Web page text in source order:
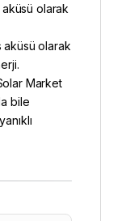
aküsü olarak
olarak
Market
bile